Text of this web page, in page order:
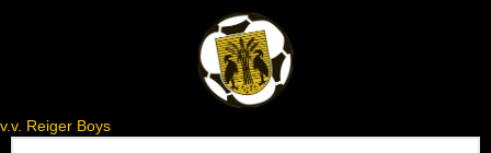
v.v. Reiger Boys